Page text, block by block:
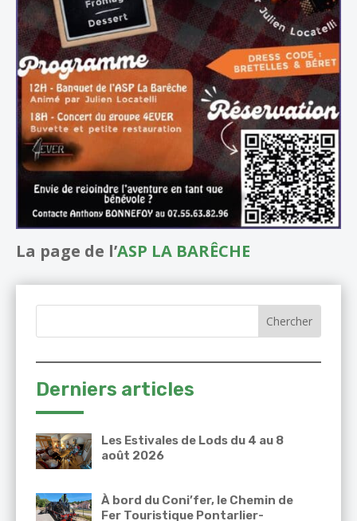
La page de l’ASP LA BARÊCHE
Derniers articles
Les Estivales de Lods du 4 au 8
août 2026
À bord du Coni’fer, le Chemin de
Fer Touristique Pontarlier-